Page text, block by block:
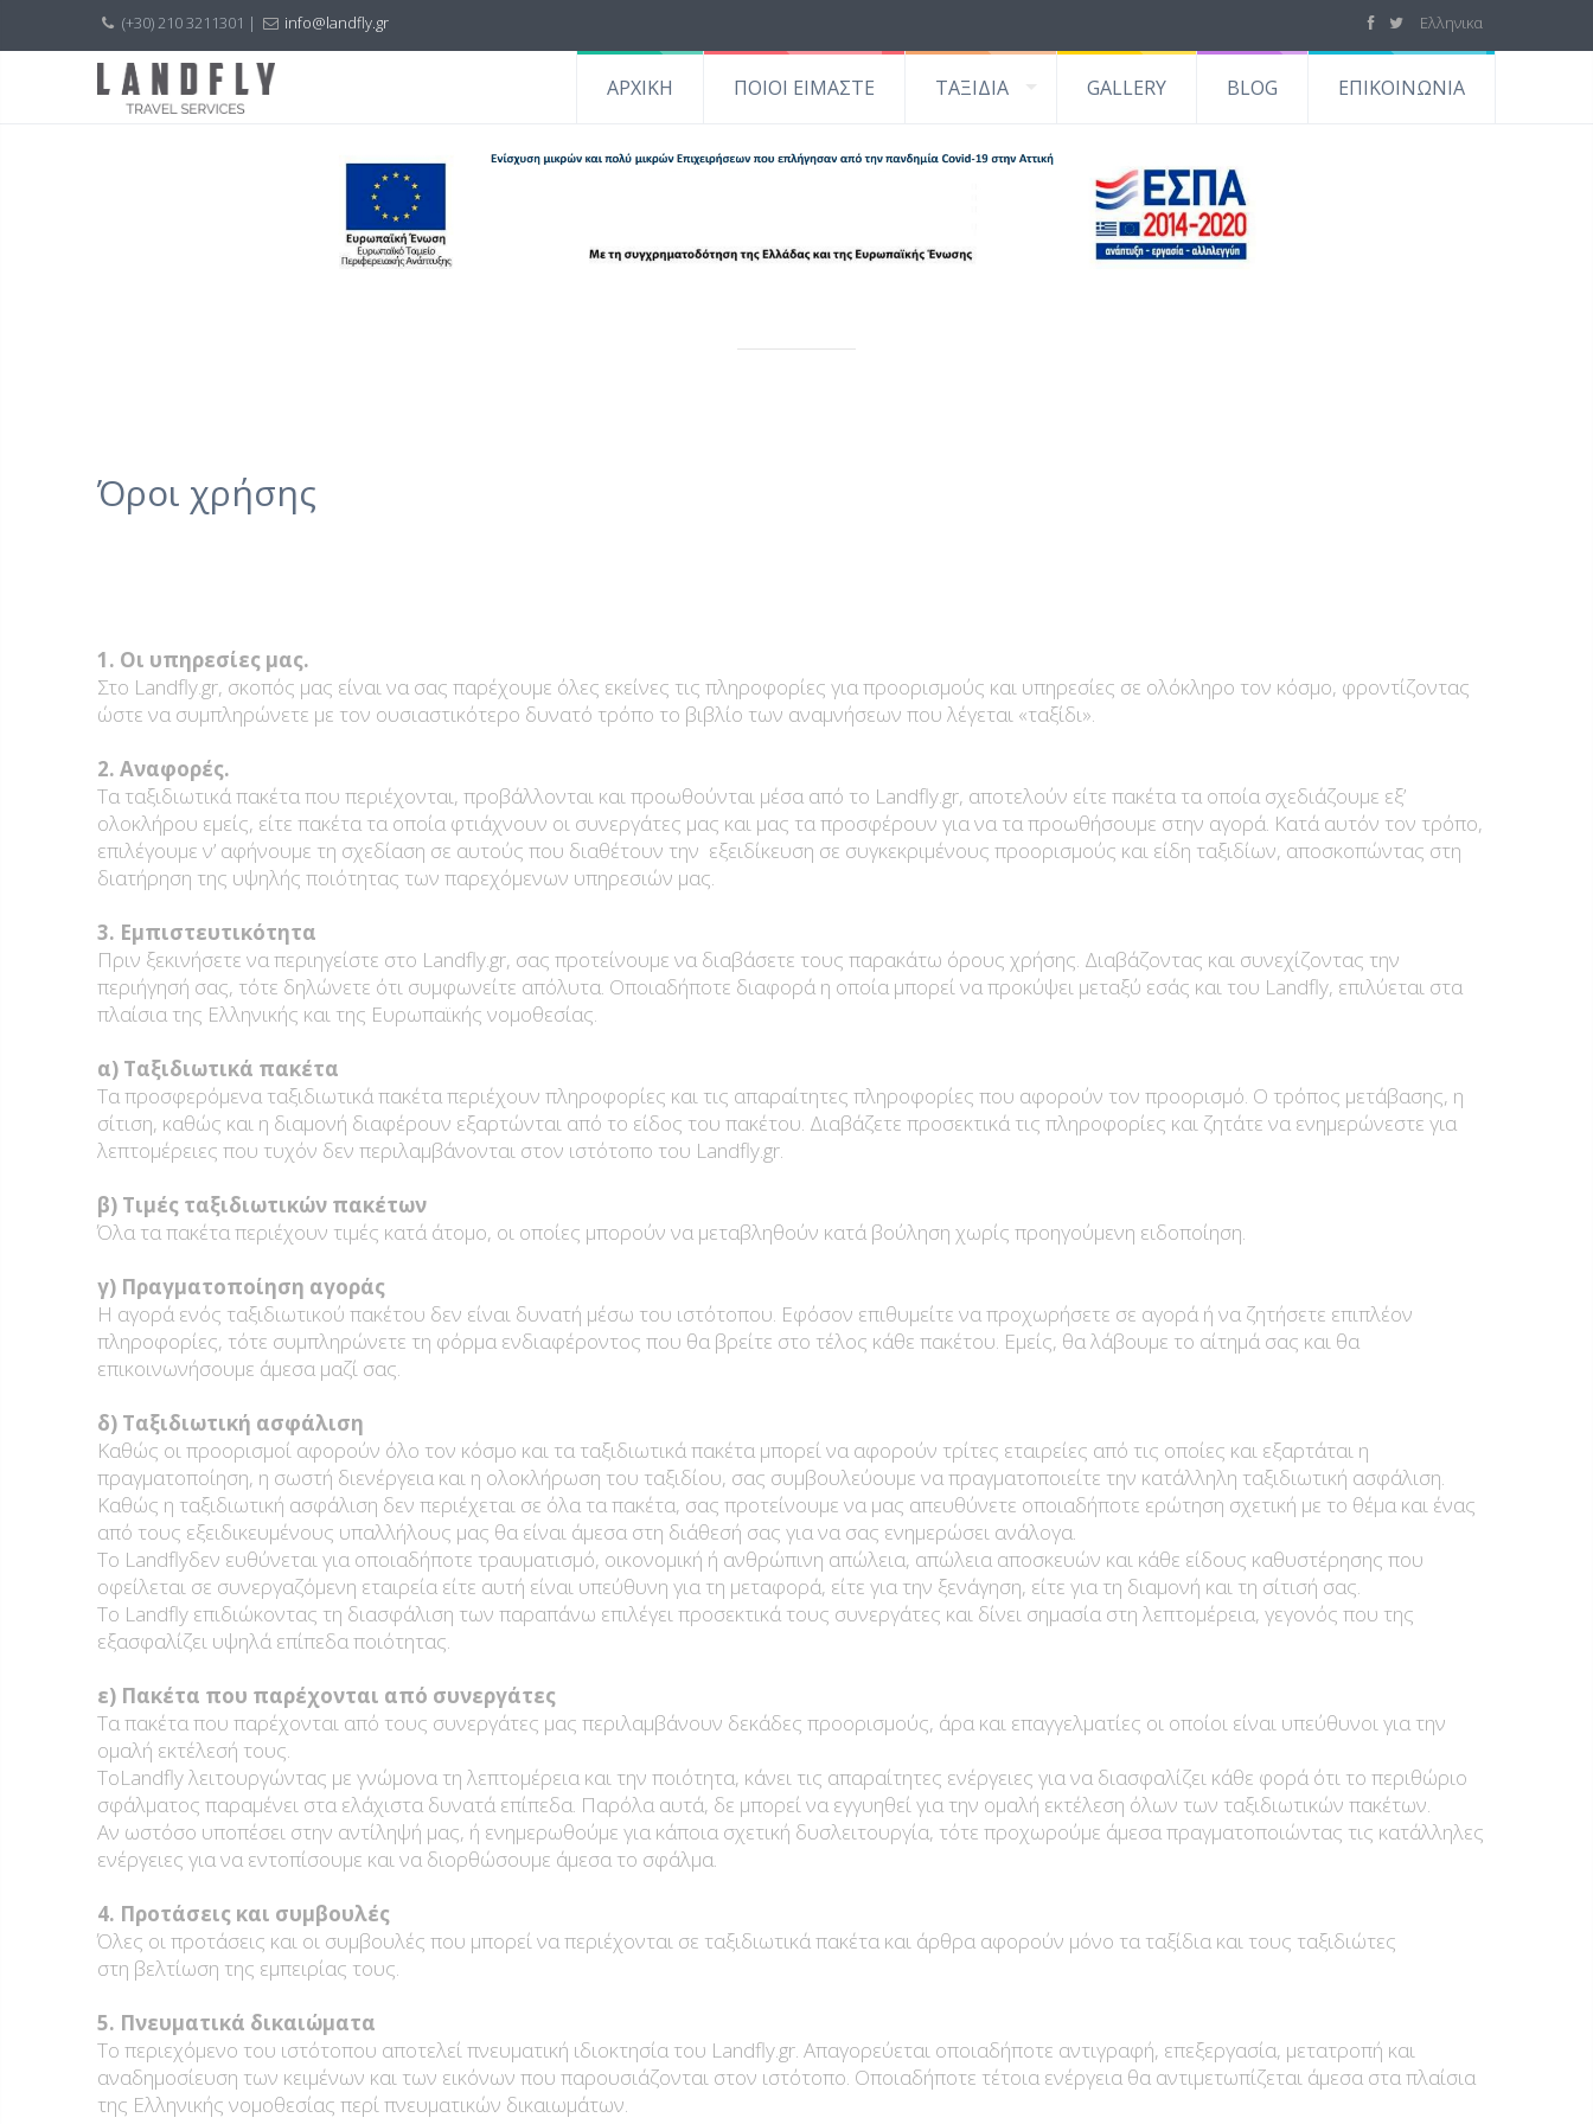
(+30) 210 3211301 | info@landfly.gr Ελληνικα
ΑΡΧΙΚΗ ΠΟΙΟΙ ΕΙΜΑΣΤΕ ΤΑΞΙΔΙΑ GALLERY BLOG ΕΠΙΚΟΙΝΩΝΙΑ
Όροι χρήσης
1. Οι υπηρεσίες μας.
Στο Landfly.gr, σκοπός μας είναι να σας παρέχουμε όλες εκείνες τις πληροφορίες για προορισμούς και υπηρεσίες σε ολόκληρο τον κόσμο, φροντίζοντας
ώστε να συμπληρώνετε με τον ουσιαστικότερο δυνατό τρόπο το βιβλίο των αναμνήσεων που λέγεται «ταξίδι».
2. Αναφορές.
Τα ταξιδιωτικά πακέτα που περιέχονται, προβάλλονται και προωθούνται μέσα από το Landfly.gr, αποτελούν είτε πακέτα τα οποία σχεδιάζουμε εξ’
ολοκλήρου εμείς, είτε πακέτα τα οποία φτιάχνουν οι συνεργάτες μας και μας τα προσφέρουν για να τα προωθήσουμε στην αγορά. Κατά αυτόν τον τρόπο,
επιλέγουμε ν’ αφήνουμε τη σχεδίαση σε αυτούς που διαθέτουν την εξειδίκευση σε συγκεκριμένους προορισμούς και είδη ταξιδίων, αποσκοπώντας στη
διατήρηση της υψηλής ποιότητας των παρεχόμενων υπηρεσιών μας.
3. Εμπιστευτικότητα
Πριν ξεκινήσετε να περιηγείστε στο Landfly.gr, σας προτείνουμε να διαβάσετε τους παρακάτω όρους χρήσης. Διαβάζοντας και συνεχίζοντας την
περιήγησή σας, τότε δηλώνετε ότι συμφωνείτε απόλυτα. Οποιαδήποτε διαφορά η οποία μπορεί να προκύψει μεταξύ εσάς και του Landfly, επιλύεται στα
πλαίσια της Ελληνικής και της Ευρωπαϊκής νομοθεσίας.
α) Ταξιδιωτικά πακέτα
Τα προσφερόμενα ταξιδιωτικά πακέτα περιέχουν πληροφορίες και τις απαραίτητες πληροφορίες που αφορούν τον προορισμό. Ο τρόπος μετάβασης, η
σίτιση, καθώς και η διαμονή διαφέρουν εξαρτώνται από το είδος του πακέτου. Διαβάζετε προσεκτικά τις πληροφορίες και ζητάτε να ενημερώνεστε για
λεπτομέρειες που τυχόν δεν περιλαμβάνονται στον ιστότοπο του Landfly.gr.
β) Τιμές ταξιδιωτικών πακέτων
Όλα τα πακέτα περιέχουν τιμές κατά άτομο, οι οποίες μπορούν να μεταβληθούν κατά βούληση χωρίς προηγούμενη ειδοποίηση.
γ) Πραγματοποίηση αγοράς
Η αγορά ενός ταξιδιωτικού πακέτου δεν είναι δυνατή μέσω του ιστότοπου. Εφόσον επιθυμείτε να προχωρήσετε σε αγορά ή να ζητήσετε επιπλέον
πληροφορίες, τότε συμπληρώνετε τη φόρμα ενδιαφέροντος που θα βρείτε στο τέλος κάθε πακέτου. Εμείς, θα λάβουμε το αίτημά σας και θα
επικοινωνήσουμε άμεσα μαζί σας.
δ) Ταξιδιωτική ασφάλιση
Καθώς οι προορισμοί αφορούν όλο τον κόσμο και τα ταξιδιωτικά πακέτα μπορεί να αφορούν τρίτες εταιρείες από τις οποίες και εξαρτάται η
πραγματοποίηση, η σωστή διενέργεια και η ολοκλήρωση του ταξιδίου, σας συμβουλεύουμε να πραγματοποιείτε την κατάλληλη ταξιδιωτική ασφάλιση.
Καθώς η ταξιδιωτική ασφάλιση δεν περιέχεται σε όλα τα πακέτα, σας προτείνουμε να μας απευθύνετε οποιαδήποτε ερώτηση σχετική με το θέμα και ένας
από τους εξειδικευμένους υπαλλήλους μας θα είναι άμεσα στη διάθεσή σας για να σας ενημερώσει ανάλογα.
Το Landflyδεν ευθύνεται για οποιαδήποτε τραυματισμό, οικονομική ή ανθρώπινη απώλεια, απώλεια αποσκευών και κάθε είδους καθυστέρησης που
οφείλεται σε συνεργαζόμενη εταιρεία είτε αυτή είναι υπεύθυνη για τη μεταφορά, είτε για την ξενάγηση, είτε για τη διαμονή και τη σίτισή σας.
Το Landfly επιδιώκοντας τη διασφάλιση των παραπάνω επιλέγει προσεκτικά τους συνεργάτες και δίνει σημασία στη λεπτομέρεια, γεγονός που της
εξασφαλίζει υψηλά επίπεδα ποιότητας.
ε) Πακέτα που παρέχονται από συνεργάτες
Τα πακέτα που παρέχονται από τους συνεργάτες μας περιλαμβάνουν δεκάδες προορισμούς, άρα και επαγγελματίες οι οποίοι είναι υπεύθυνοι για την
ομαλή εκτέλεσή τους.
ToLandfly λειτουργώντας με γνώμονα τη λεπτομέρεια και την ποιότητα, κάνει τις απαραίτητες ενέργειες για να διασφαλίζει κάθε φορά ότι το περιθώριο
σφάλματος παραμένει στα ελάχιστα δυνατά επίπεδα. Παρόλα αυτά, δε μπορεί να εγγυηθεί για την ομαλή εκτέλεση όλων των ταξιδιωτικών πακέτων.
Αν ωστόσο υποπέσει στην αντίληψή μας, ή ενημερωθούμε για κάποια σχετική δυσλειτουργία, τότε προχωρούμε άμεσα πραγματοποιώντας τις κατάλληλες
ενέργειες για να εντοπίσουμε και να διορθώσουμε άμεσα το σφάλμα.
4. Προτάσεις και συμβουλές
Όλες οι προτάσεις και οι συμβουλές που μπορεί να περιέχονται σε ταξιδιωτικά πακέτα και άρθρα αφορούν μόνο τα ταξίδια και τους ταξιδιώτες
στη βελτίωση της εμπειρίας τους.
5. Πνευματικά δικαιώματα
Το περιεχόμενο του ιστότοπου αποτελεί πνευματική ιδιοκτησία του Landfly.gr. Απαγορεύεται οποιαδήποτε αντιγραφή, επεξεργασία, μετατροπή και
αναδημοσίευση των κειμένων και των εικόνων που παρουσιάζονται στον ιστότοπο. Οποιαδήποτε τέτοια ενέργεια θα αντιμετωπίζεται άμεσα στα πλαίσια
της Ελληνικής νομοθεσίας περί πνευματικών δικαιωμάτων.